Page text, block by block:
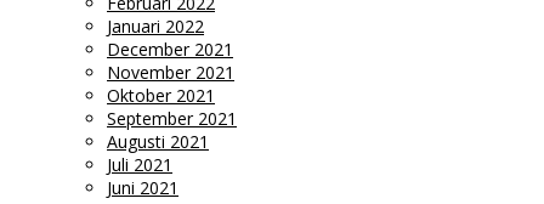
Januari 2022
December 2021
November 2021
Oktober 2021
September 2021
Augusti 2021
Juli 2021
Juni 2021